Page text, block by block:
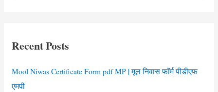
f
o
Recent Posts
Mool Niwas Certificate Form pdf MP | मूल निवास फॉर्म पीडीएफ
एमपी